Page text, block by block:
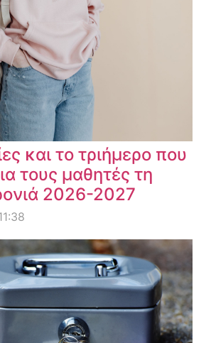
και το τριήμερο που
τους μαθητές τη
2026-2027